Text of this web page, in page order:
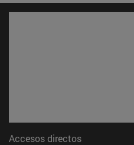
Accesos directos